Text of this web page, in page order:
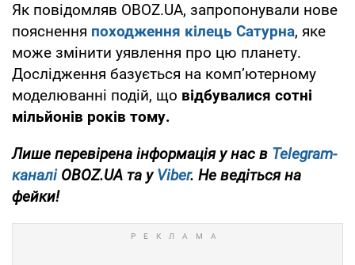
Як повідомляв OBOZ.UA, запропонували нове
пояснення походження кілець Сатурна, яке
може змінити уявлення про цю планету.
Дослідження базується на комп’ютерному
моделюванні подій, що відбувалися сотні
мільйонів років тому.
Лише перевірена інформація у нас в Telegram-
каналіOBOZ.UA та уViber. Не ведіться на
фейки!